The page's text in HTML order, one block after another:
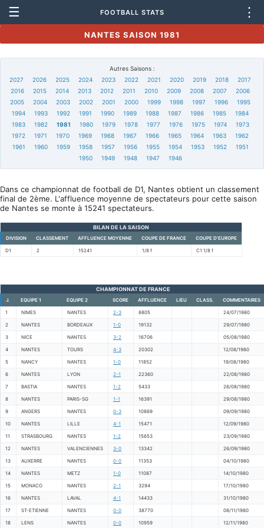
☰ FOOTBALL STATS ⋮
NANTES SAISON 1981
Autres Saisons :
2027
2026 2025 2024 2023 2022 2021 2020 2019 2018
2017
2016
2015 2014 2013 2012 2011 2010 2009 2008 2007
2006
2005
2004 2003 2002 2001 2000 1999 1998 1997 1996
1995
1994
1993 1992 1991 1990 1989 1988 1987 1986 1985
1984
1983
1982 1981 1980 1979 1978 1977 1976 1975 1974
1973
1972
1971 1970 1969 1968 1967 1966 1965 1964 1963
1962
1961
1960 1959 1958 1957 1956 1955 1954 1953 1952
1951
1950
1949 1948 1947 1946
Dans ce championnat de football de D1, Nantes obtient un classement
final de 2ème. L'affluence moyenne de spectateurs pour cette saison
de Nantes se monte à 15241 spectateurs.
BILAN DE LA SAISON
DIVISION CLASSEMENT AFFLUENCE MOYENNE COUPE DE FRANCE COUPE D'EUROPE
D1 2 15241 1/8 f C1 1/8 f
CHAMPIONNAT DE FRANCE
J. EQUIPE 1 EQUIPE 2 SCORE AFFLUENCE LIEU CLASS. COMMENTAIRES
1 NIMES NANTES 2-3 8805 24/07/1980
2 NANTES BORDEAUX 1-0 19132 29/07/1980
3 NICE NANTES 3-2 16706 05/08/1980
4 NANTES TOURS 4-3 20302 12/08/1980
5 NANCY NANTES 1-0 11852 19/08/1980
6 NANTES LYON 2-1 22360 22/08/1980
7 BASTIA NANTES 1-2 5433 26/08/1980
8 NANTES PARIS-SG 1-1 16391 29/08/1980
9 ANGERS NANTES 0-3 10869 09/09/1980
10 NANTES LILLE 4-1 15471 12/09/1980
11 STRASBOURG NANTES 1-2 15653 23/09/1980
12 NANTES VALENCIENNES 3-0 13342 26/09/1980
13 AUXERRE NANTES 0-0 11353 04/10/1980
14 NANTES METZ 1-0 11087 14/10/1980
15 MONACO NANTES 2-1 3294 17/10/1980
16 NANTES LAVAL 4-1 14433 31/10/1980
17 ST-ETIENNE NANTES 0-0 38770 08/11/1980
18 LENS NANTES 0-0 10959 12/11/1980